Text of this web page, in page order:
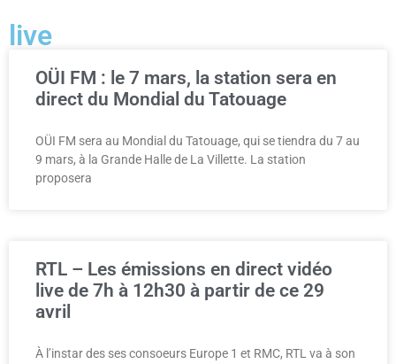
live
OÜI FM : le 7 mars, la station sera en
direct du Mondial du Tatouage
OÜI FM sera au Mondial du Tatouage, qui se tiendra du 7 au
9 mars, à la Grande Halle de La Villette. La station
proposera
RTL – Les émissions en direct vidéo
live de 7h à 12h30 à partir de ce 29
avril
À l’instar des ses consoeurs Europe 1 et RMC, RTL va à son